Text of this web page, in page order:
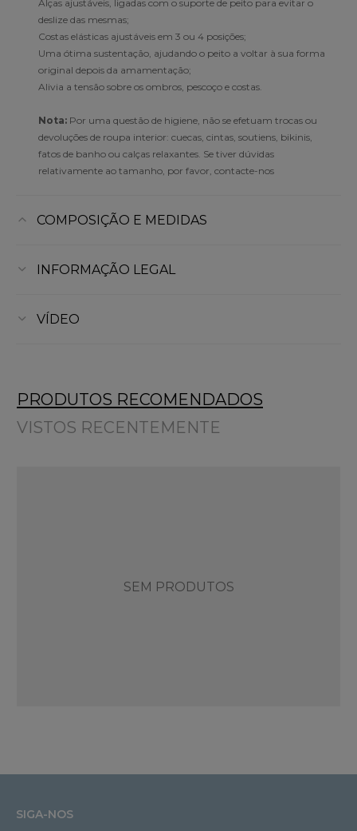
Alças ajustáveis, ligadas com o suporte de peito para evitar o
deslize das mesmas;
Costas elásticas ajustáveis em 3 ou 4 posições;
Uma ótima sustentação, ajudando o peito a voltar à sua forma
original depois da amamentação;
Alivia a tensão sobre os ombros, pescoço e costas.
Nota: Por uma questão de higiene, não se efetuam trocas ou
devoluções de roupa interior: cuecas, cintas, soutiens, bikinis,
fatos de banho ou calças relaxantes. Se tiver dúvidas
relativamente ao tamanho, por favor, contacte-nos
COMPOSIÇÃO E MEDIDAS
INFORMAÇÃO LEGAL
VÍDEO
PRODUTOS RECOMENDADOS
VISTOS RECENTEMENTE
SEM PRODUTOS
SIGA-NOS